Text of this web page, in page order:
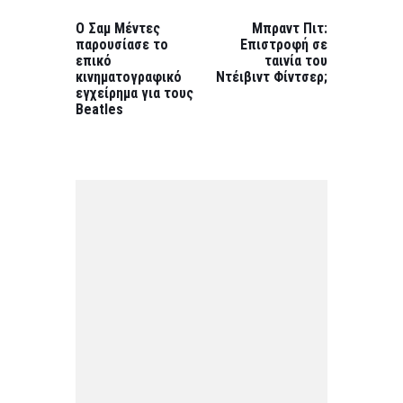
POST:
Ο Σαμ Μέντες
παρουσίασε το
επικό
κινηματογραφικό
εγχείρημα για τους
Beatles
Μπραντ Πιτ:
Επιστροφή σε
ταινία του
Ντέιβιντ Φίντσερ;